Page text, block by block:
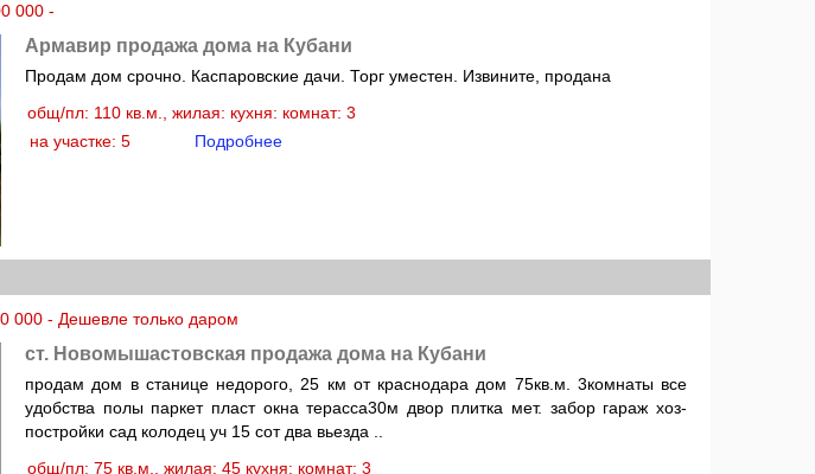
000 -
Армавир продажа дома на Кубани
Продам дом срочно. Каспаровские дачи. Торг уместен. Извините, продана
общ/пл: 110 кв.м., жилая: кухня: комнат: 3
на участке: 5
Подробнее
000 - Дешевле только даром
ст. Новомышастовская продажа дома на Кубани
продам дом в станице недорого, 25 км от краснодара дом 75кв.м. 3комнаты все
удобства полы паркет пласт окна терасса30м двор плитка мет. забор гараж хоз-
постройки сад колодец уч 15 сот два вьезда ..
общ/пл: 75 кв.м., жилая: 45 кухня: комнат: 3